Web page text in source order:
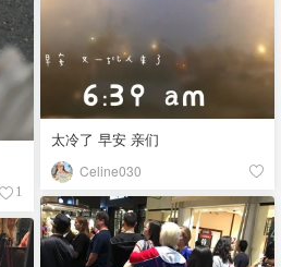
太冷了 早安 亲们
Celine030
1